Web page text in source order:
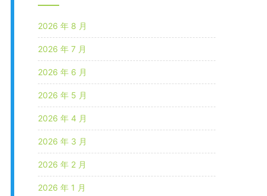
2026 年 8 月
2026 年 7 月
2026 年 6 月
2026 年 5 月
2026 年 4 月
2026 年 3 月
2026 年 2 月
2026 年 1 月